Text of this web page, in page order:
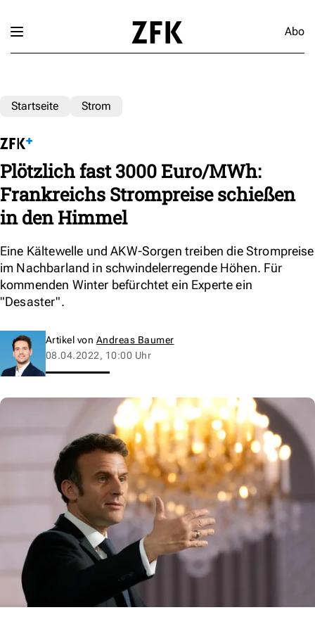
Abo
Startseite Strom
Plötzlich fast 3000 Euro/MWh:
Frankreichs Strompreise schießen
in den Himmel
Eine Kältewelle und AKW-Sorgen treiben die Strompreise
im Nachbarland in schwindelerregende Höhen. Für
kommenden Winter befürchtet ein Experte ein
"Desaster".
Artikel von Andreas Baumer
08.04.2022, 10:00 Uhr